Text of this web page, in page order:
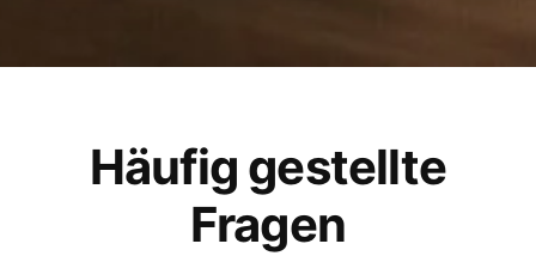
Häufig gestellte
Fragen